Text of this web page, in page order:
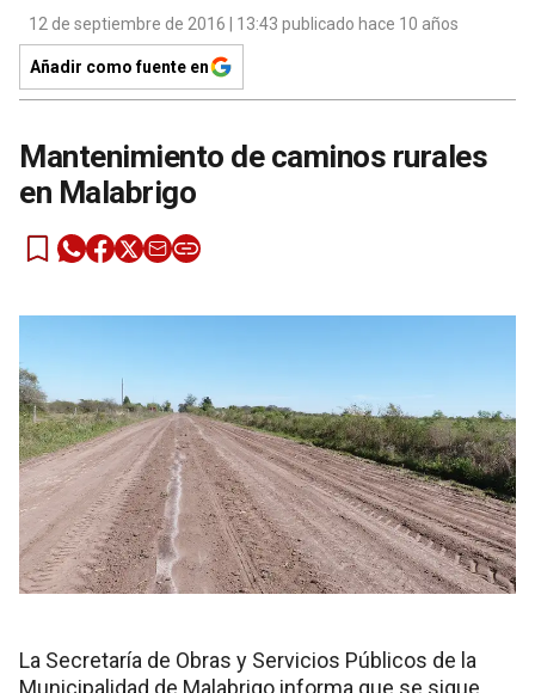
12 de septiembre de 2016 | 13:43 publicado hace 10 años
Añadir como fuente en
Mantenimiento de caminos rurales
en Malabrigo
La Secretaría de Obras y Servicios Públicos de la